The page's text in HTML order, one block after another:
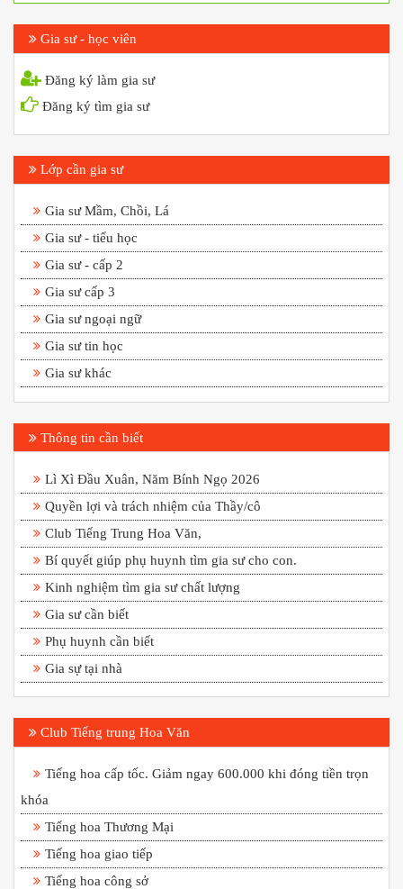
Gia sư - học viên
Đăng ký làm gia sư
Đăng ký tìm gia sư
Lớp cần gia sư
Gia sư Mầm, Chồi, Lá
Gia sư - tiểu học
Gia sư - cấp 2
Gia sư cấp 3
Gia sư ngoại ngữ
Gia sư tin học
Gia sư khác
Thông tin cần biết
Lì Xì Đầu Xuân, Năm Bính Ngọ 2026
Quyền lợi và trách nhiệm của Thầy/cô
Club Tiếng Trung Hoa Văn,
Bí quyết giúp phụ huynh tìm gia sư cho con.
Kinh nghiệm tìm gia sư chất lượng
Gia sư cần biết
Phụ huynh cần biết
Gia sự tại nhà
Club Tiếng trung Hoa Văn
Tiếng hoa cấp tốc. Giảm ngay 600.000 khi đóng tiền trọn
khóa
Tiếng hoa Thương Mại
Tiếng hoa giao tiếp
Tiếng hoa công sở